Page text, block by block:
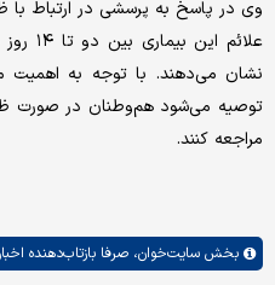
وی در پاسخ به پرسشی در ارتباط با
نشان می‌دهند. با توجه به اهمیت
توصیه می‌شود هم‌وطنان در صورت
مراجعه کنند.
بخش سایت‌خوان، صرفا بازتاب‌دهنده